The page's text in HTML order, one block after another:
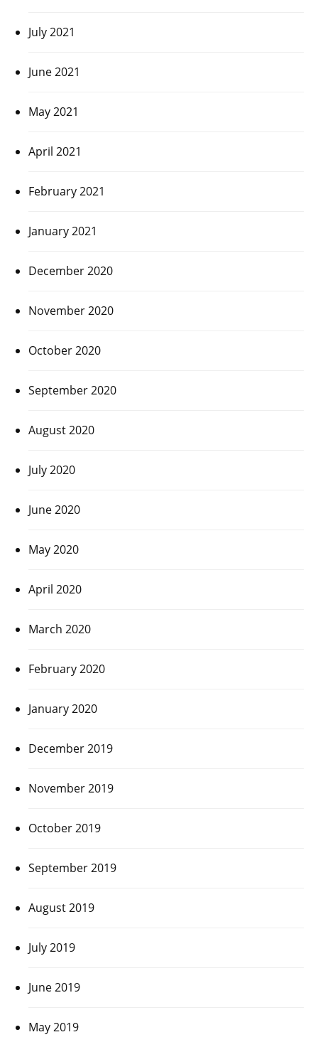
July 2021
June 2021
May 2021
April 2021
February 2021
January 2021
December 2020
November 2020
October 2020
September 2020
August 2020
July 2020
June 2020
May 2020
April 2020
March 2020
February 2020
January 2020
December 2019
November 2019
October 2019
September 2019
August 2019
July 2019
June 2019
May 2019